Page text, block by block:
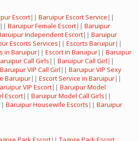
Escort|| Baruipur Escort Service ||
|| Baruipur Female Escort|| Baruipur
Independent Escort|| Baruipur
Escorts Services || Escorts Baruipur||
in Baruipur|| Escort in Baruipur|| Baruipur
Call Girls || Baruipur Call Girl ||
Baruipur VIP Call Girl || Baruipur VIP Sexy
Baruipur|| Escort Service in Baruipur||
VIP Escort|| Baruipur Model
Escort|| Baruipur Model Call Girls ||
Baruipur Housewife Escorts || Baruipur